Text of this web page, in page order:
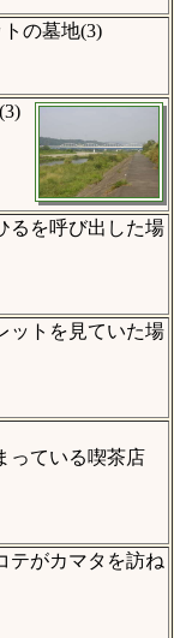
トの墓地(3)
るを呼び出した場
ットを見ていた場
っている喫茶店
テがカマタを訪ね